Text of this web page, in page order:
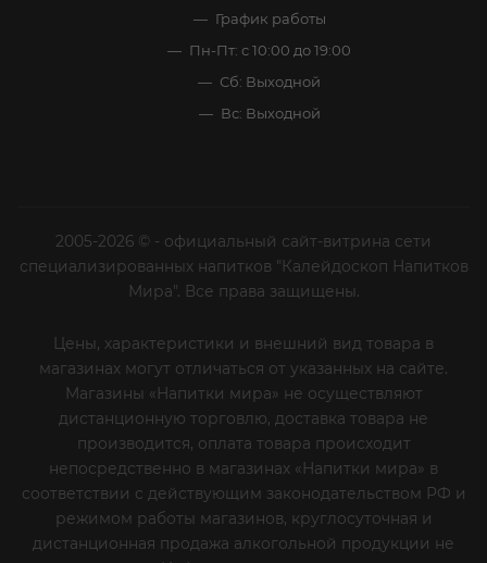
КОМПАНИЯ
ИНФОРМАЦИЯ
ПОМОЩЬ И СЕРВИСЫ
+7 (812) 644-40-00
sekretar@napitkimira.com
г. Санкт-Петербург ,
ул.Смолячкова, д.19